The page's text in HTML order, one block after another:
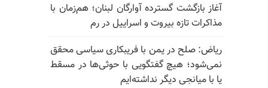
آغاز بازگشت گسترده آوارگان لبنان؛ هم‌زمان با
مذاکرات تازه بیروت و اسراییل در رم
ریاض: صلح در یمن با فریبکاری سیاسی محقق
نمی‌شود؛ هیچ گفتگویی با حوثی‌ها در مسقط
یا با میانجی دیگر نداشته‌ایم